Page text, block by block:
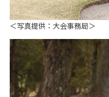
＜写真提供：大会事務局＞